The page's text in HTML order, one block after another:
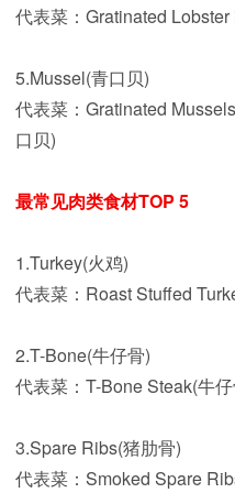
代表菜：Gratinated
5.Mussel(青口贝)
代表菜：Gratinated
口贝)
最常见肉类食材TOP 5
1.Turkey(火鸡)
代表菜：Roast Stuffed
2.T-Bone(牛仔骨)
代表菜：T-Bone Steak(牛
3.Spare Ribs(猪肋骨)
代表菜：Smoked Spare